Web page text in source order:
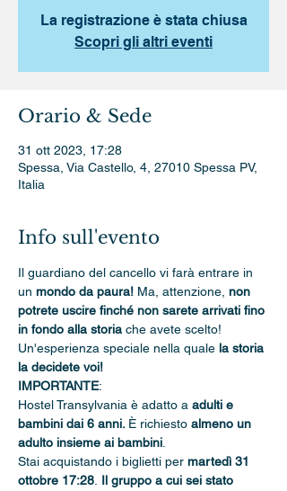
La registrazione è stata chiusa
Scopri gli altri eventi
Orario & Sede
31 ott 2023, 17:28
Spessa, Via Castello, 4, 27010 Spessa PV,
Italia
Info sull'evento
Il guardiano del cancello vi farà entrare in
un mondo da paura! Ma, attenzione, non
potrete uscire finché non sarete arrivati fino
in fondo alla storia che avete scelto!
Un'esperienza speciale nella quale la storia
la decidete voi!
IMPORTANTE:
Hostel Transylvania è adatto a adulti e
bambini dai 6 anni. È richiesto almeno un
adulto insieme ai bambini
Stai acquistando i biglietti per martedì 31
ottobre 17:28 Il gruppo a cui sei stato